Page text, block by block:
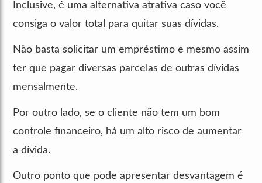
Inclusive, é uma alternativa atrativa caso você
consiga o valor total para quitar suas dívidas.
Não basta solicitar um empréstimo e mesmo assim
ter que pagar diversas parcelas de outras dívidas
mensalmente.
Por outro lado, se o cliente não tem um bom
controle financeiro, há um alto risco de aumentar
a dívida.
Outro ponto que pode apresentar desvantagem é